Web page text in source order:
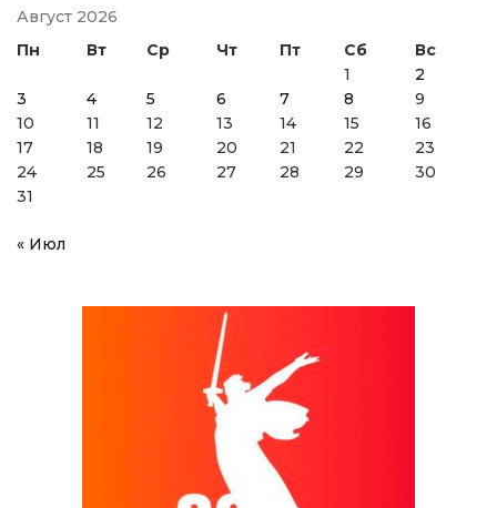
Август 2026
Пн
Вт Ср Чт Пт Сб
Вс
1
2
3
4 5 6 7 8
9
10
11 12 13 14 15
16
17
18 19 20 21 22
23
24
25 26 27 28 29
30
31
« Июл